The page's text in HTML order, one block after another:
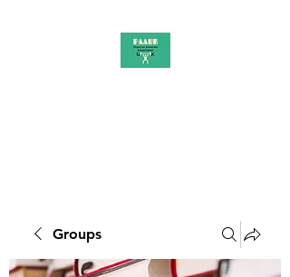
Groups